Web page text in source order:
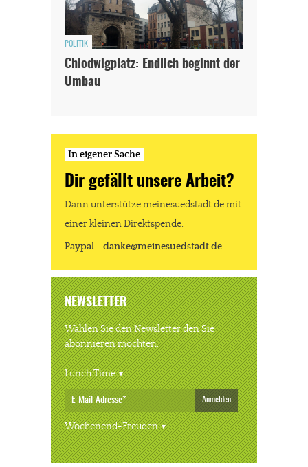
POLITIK
Chlodwigplatz: Endlich beginnt der
Umbau
In eigener Sache
Dir gefällt unsere Arbeit?
Dann unterstütze meinesuedstadt.de mit
einer kleinen Direktspende.
Paypal - danke@meinesuedstadt.de
NEWSLETTER
Wählen Sie den Newsletter den Sie
abonnieren möchten.
Lunch Time
Anmelden
Wochenend-Freuden